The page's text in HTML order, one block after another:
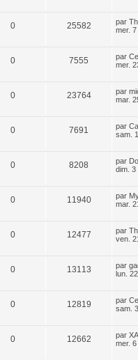
0 25582 par
mer.
0 7555 par
mer.
0 23764 par
mar.
0 7691 par
sam.
0 8208 par
dim. 3
0 11940 par
mar.
0 12477 par
ven.
0 13113 par
lun.
0 12819 par
sam.
0 12662 par
mer.